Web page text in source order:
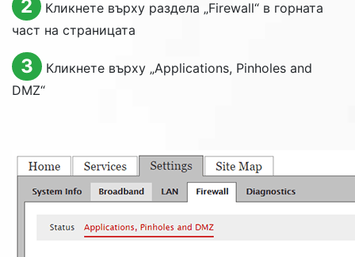
2 Кликнете върху раздела „Firewall“ в горната
част на страницата
3 Кликнете върху „Applications, Pinholes and
DMZ“